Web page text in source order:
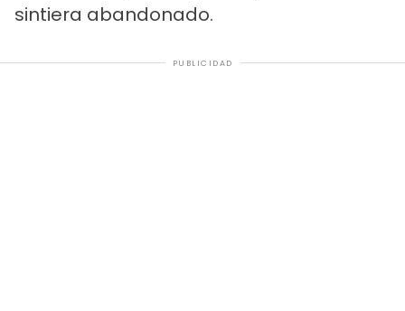
sintiera abandonado.
PUBLICIDAD